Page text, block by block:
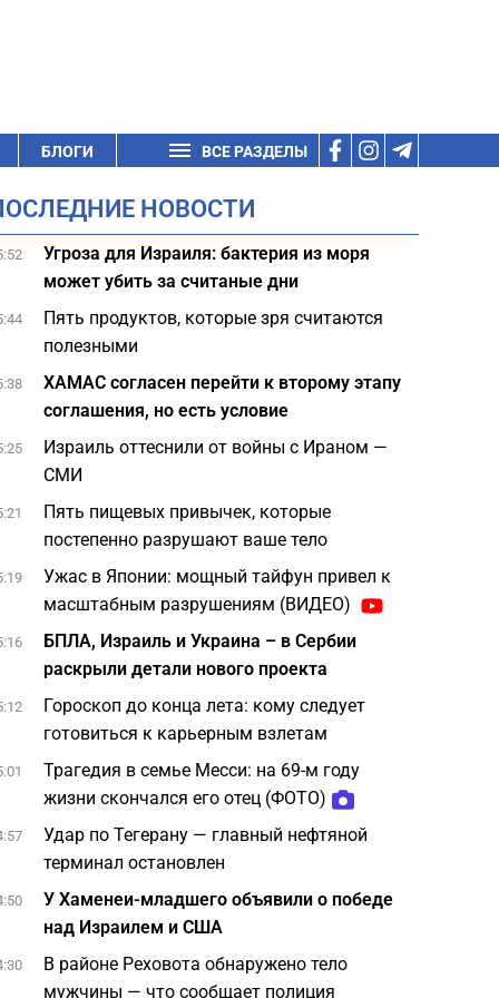
БЛОГИ ВСЕ РАЗДЕЛЫ
НОВОСТИ
Угроза для Израиля: бактерия из моря
может убить за считаные дни
Пять продуктов, которые зря считаются
полезными
ХАМАС согласен перейти к второму этапу
соглашения, но есть условие
Израиль оттеснили от войны с Ираном —
СМИ
Пять пищевых привычек, которые
постепенно разрушают ваше тело
Ужас в Японии: мощный тайфун привел к
масштабным разрушениям (ВИДЕО)
БПЛА, Израиль и Украина – в Сербии
раскрыли детали нового проекта
Гороскоп до конца лета: кому следует
готовиться к карьерным взлетам
Трагедия в семье Месси: на 69-м году
жизни скончался его отец (ФОТО)
Удар по Тегерану — главный нефтяной
терминал остановлен
У Хаменеи-младшего объявили о победе
над Израилем и США
В районе Реховота обнаружено тело
мужчины — что сообщает полиция